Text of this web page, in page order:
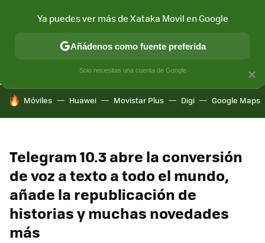
CONECTIVIDAD MÓVIL Y SOCIEDAD APLICACIONES
HOY SE HABLA DE
Móviles Huawei Movistar Plus Digi Google Maps
Telegram 10.3 abre la conversión
de voz a texto a todo el mundo,
añade la republicación de
historias y muchas novedades
más
×
Ya puedes ver más de Xataka Movil en Google
Añádenos como fuente preferida
Solo necesitas una cuenta de Google